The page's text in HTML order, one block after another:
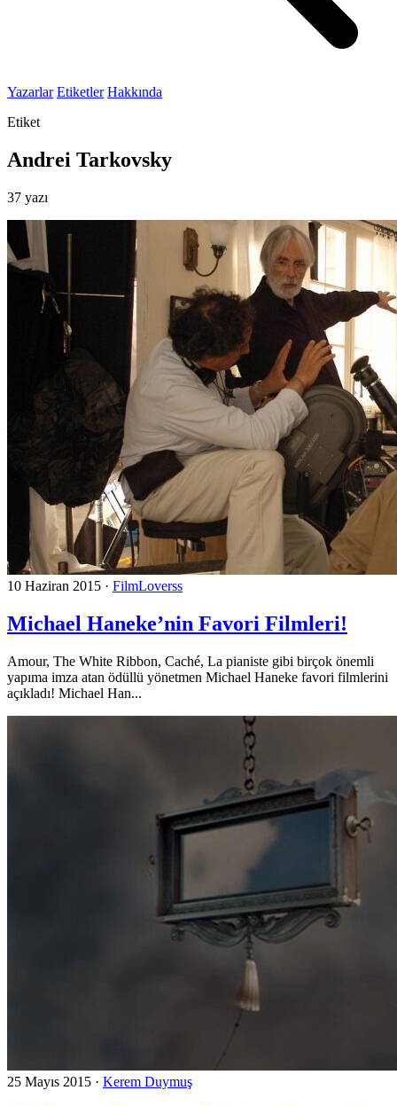
Yazarlar Etiketler Hakkında
Etiket
Andrei Tarkovsky
37 yazı
10 Haziran 2015 · FilmLoverss
Michael Haneke’nin Favori Filmleri!
Amour, The White Ribbon, Caché, La pianiste gibi birçok önemli
yapıma imza atan ödüllü yönetmen Michael Haneke favori filmlerini
açıkladı! Michael Han...
25 Mayıs 2015 · Kerem Duymuş